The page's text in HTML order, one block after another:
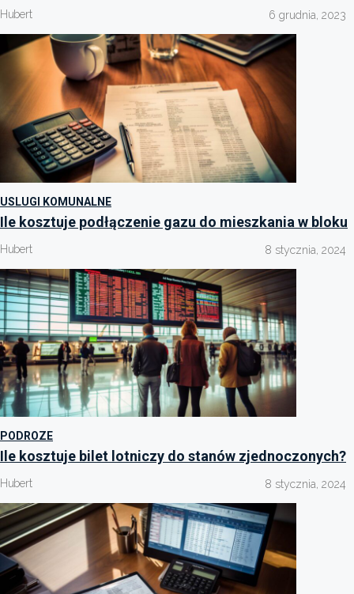
Hubert 6 grudnia, 2023
USLUGI KOMUNALNE
Ile kosztuje podłączenie gazu do mieszkania w bloku
Hubert 8 stycznia, 2024
PODROZE
Ile kosztuje bilet lotniczy do stanów zjednoczonych?
Hubert 8 stycznia, 2024